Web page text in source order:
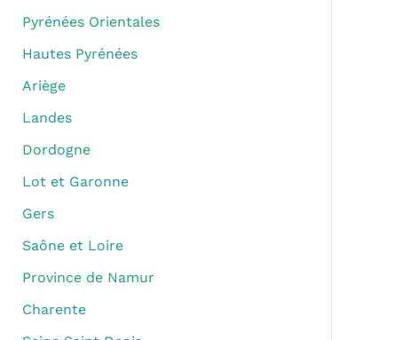
Pyrénées Orientales
Hautes Pyrénées
Ariège
Landes
Dordogne
Lot et Garonne
Gers
Saône et Loire
Province de Namur
Charente